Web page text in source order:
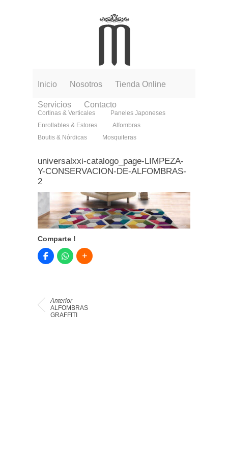
Inicio Nosotros Tienda Online
Servicios Contacto
Cortinas & Verticales
Paneles Japoneses
Enrollables & Estores
Alfombras
Boutis & Nórdicas
Mosquiteras
universalxxi-catalogo_page-LIMPEZA-
Y-CONSERVACION-DE-ALFOMBRAS-
2
Comparte !
Anterior
ALFOMBRAS
GRAFFITI